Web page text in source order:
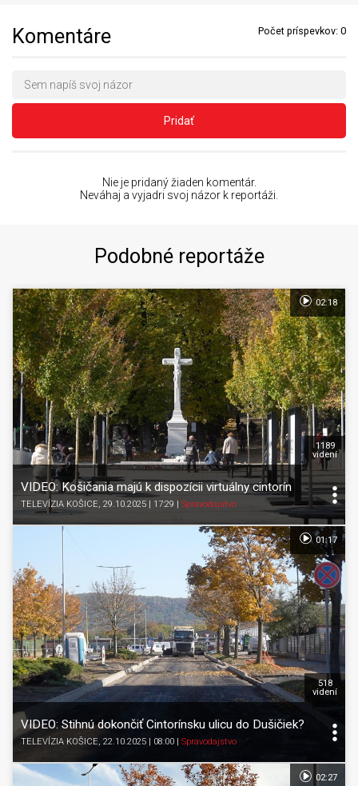
Komentáre Počet príspevkov: 0
Pridať
Nie je pridaný žiaden komentár.
Neváhaj a vyjadri svoj názor k reportáži.
Podobné reportáže
VIDEO: Košičania majú k dispozícii virtuálny cintorín
TELEVÍZIA KOŠICE, 29.10.2025 | 17:29 Spravodajstvo
1189
videní
02:18
VIDEO: Stihnú dokončiť Cintorínsku ulicu do Dušičiek?
TELEVÍZIA KOŠICE, 22.10.2025 | 08:00 Spravodajstvo
518
videní
01:17
02:27